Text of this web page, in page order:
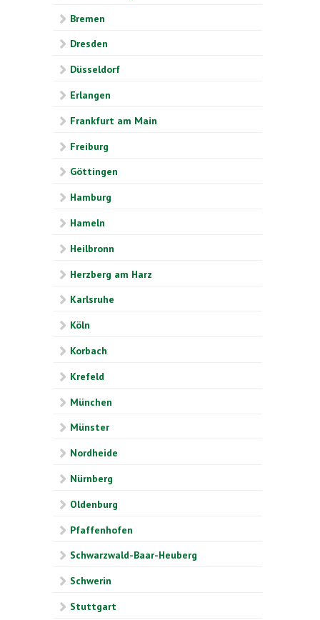
Bremen
Dresden
Düsseldorf
Erlangen
Frankfurt am Main
Freiburg
Göttingen
Hamburg
Hameln
Heilbronn
Herzberg am Harz
Karlsruhe
Köln
Korbach
Krefeld
München
Münster
Nordheide
Nürnberg
Oldenburg
Pfaffenhofen
Schwarzwald-Baar-Heuberg
Schwerin
Stuttgart